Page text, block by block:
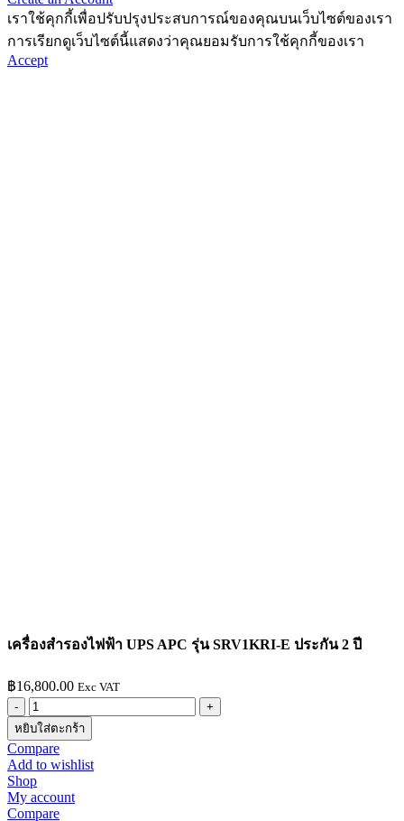
เราใช้คุกกี้เพื่อปรับปรุงประสบการณ์ของคุณบนเว็บไซต์ของเรา
การเรียกดูเว็บไซต์นี้แสดงว่าคุณยอมรับการใช้คุกกี้ของเรา
Accept
เครื่องสำรองไฟฟ้า UPS APC รุ่น SRV1KRI-E ประกัน 2 ปี
฿16,800.00 Exc VAT
หยิบใส่ตะกร้า
Compare
Add to wishlist
Shop
My account
Compare